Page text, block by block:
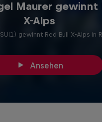
Maurer gewinnt
X-Alps
gewinnt Red Bull X-Alps in
Ansehen